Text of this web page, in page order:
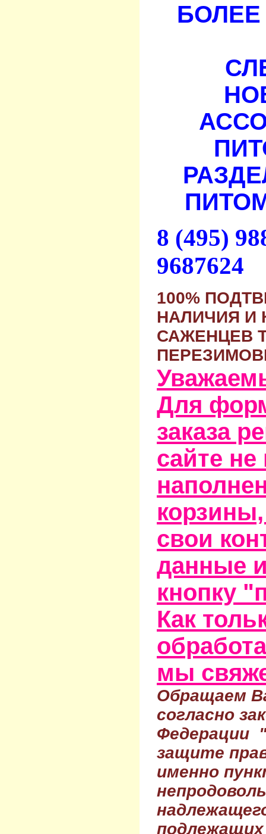
БОЛЕЕ
8 (495)
9687624
100%
НАЛИЧИЯ И
САЖЕНЦЕВ
Для
заказа
сайте
свои
данные
кнопку
Как
мы
Обращаем
согласно
Федерации
защите
именно